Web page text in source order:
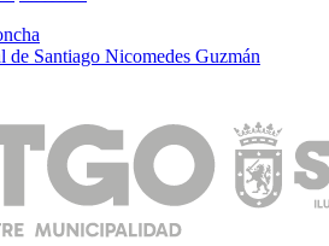
Santiago Nicomedes Guzmán